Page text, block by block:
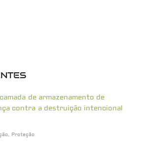
de armazenamento de
contra a destruição intencional
, Proteção